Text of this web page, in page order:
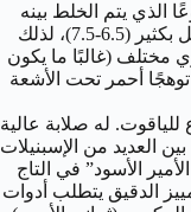
الذي يتم الخلط بينه
وبين الياقوت. لكن الغارنت له صلابة أقل بكثير (6.5-7.5)، لذلك
مختلف (غالبًا ما يكون
أحمر تحت الأشعة
للياقوت. له صلابة عالية
العديد من الإسبنيلات
الأسود” في التاج
الدقيق يتطلب أدوات